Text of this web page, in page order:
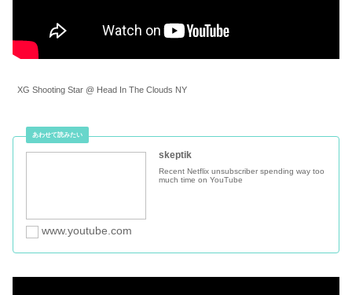
XG Shooting Star @ Head In The Clouds NY
skeptik
Recent Netflix unsubscriber spending way too
much time on YouTube
www.youtube.com